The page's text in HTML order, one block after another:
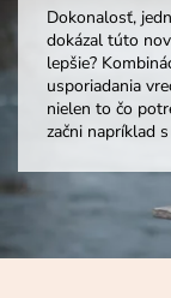
Dokonalosť,
dokázal túto
lepšie?
usporiadania
nielen to čo
začni napríklad